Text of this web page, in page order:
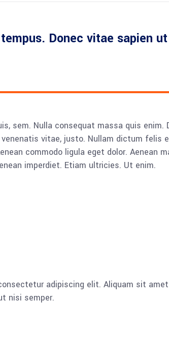
Donec vitae sapien
sem. Nulla consequat massa quis
vitae, justo. Nullam dictum felis
commodo ligula eget dolor. Aenean
imperdiet. Etiam ultricies. Ut enim.
adipiscing elit. Aliquam sit amet
nisi semper.